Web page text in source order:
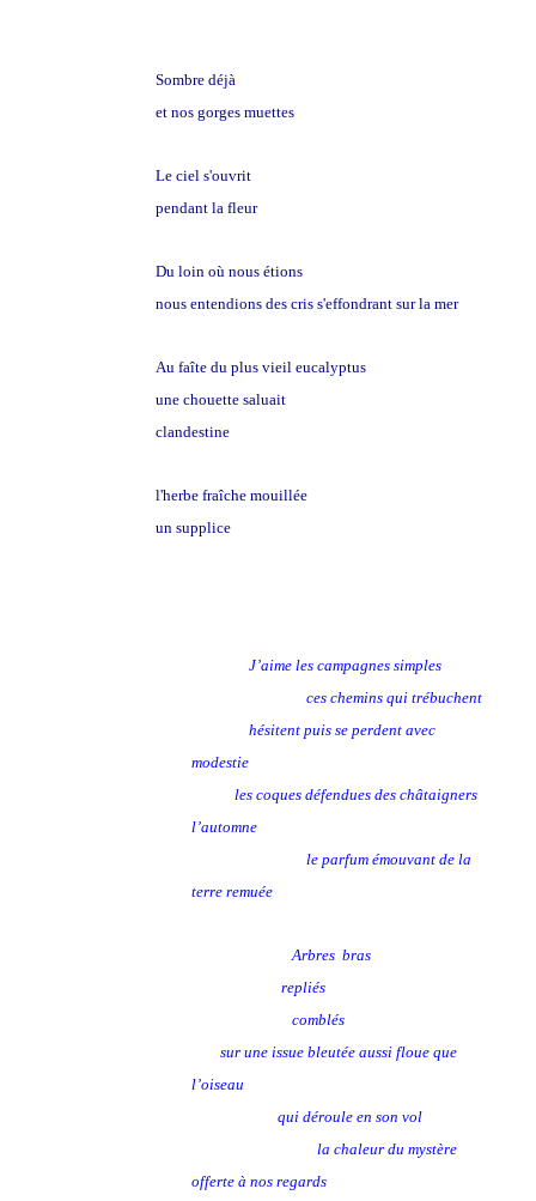
Sombre déjà
et nos gorges muettes
Le ciel s'ouvrit
pendant la fleur
Du loin où nous étions
nous entendions des cris s'effondrant sur la mer
Au faîte du plus vieil eucalyptus
une chouette saluait
clandestine
l'herbe fraîche mouillée
un supplice
J’aime les campagnes simples
ces chemins qui trébuchent
hésitent puis se perdent avec
modestie
les coques défendues des châtaigners
l’automne
le parfum émouvant de la
terre remuée
Arbres bras
repliés
comblés
sur une issue bleutée aussi floue que
l’oiseau
qui déroule en son vol
la chaleur du mystère
offerte à nos regards